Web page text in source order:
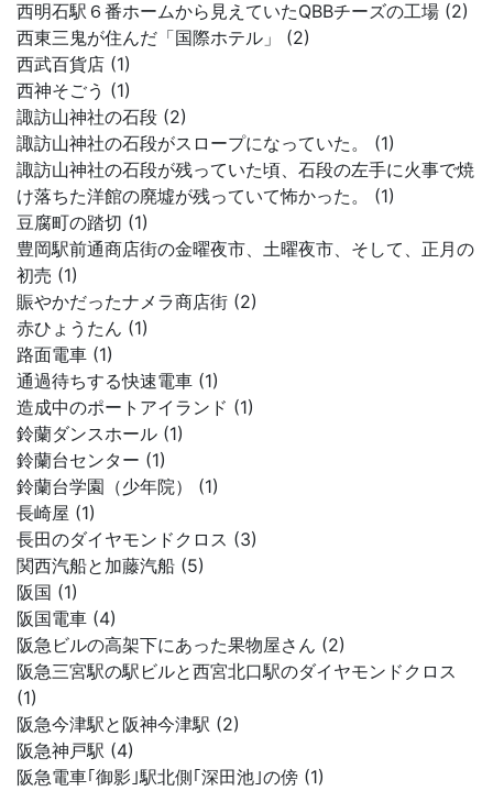
西明石駅６番ホームから見えていたQBBチーズの工場 (2)
西東三鬼が住んだ「国際ホテル」 (2)
西武百貨店 (1)
西神そごう (1)
諏訪山神社の石段 (2)
諏訪山神社の石段がスロープになっていた。 (1)
諏訪山神社の石段が残っていた頃、石段の左手に火事で焼
け落ちた洋館の廃墟が残っていて怖かった。 (1)
豆腐町の踏切 (1)
豊岡駅前通商店街の金曜夜市、土曜夜市、そして、正月の
初売 (1)
賑やかだったナメラ商店街 (2)
赤ひょうたん (1)
路面電車 (1)
通過待ちする快速電車 (1)
造成中のポートアイランド (1)
鈴蘭ダンスホール (1)
鈴蘭台センター (1)
鈴蘭台学園（少年院） (1)
長崎屋 (1)
長田のダイヤモンドクロス (3)
関西汽船と加藤汽船 (5)
阪国 (1)
阪国電車 (4)
阪急ビルの高架下にあった果物屋さん (2)
阪急三宮駅の駅ビルと西宮北口駅のダイヤモンドクロス
(1)
阪急今津駅と阪神今津駅 (2)
阪急神戸駅 (4)
阪急電車｢御影｣駅北側｢深田池｣の傍 (1)